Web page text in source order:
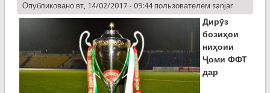
Опубликовано вт, 14/02/2017 - 09:44 пользователем sanjar
Дирӯз
бозиҳои
ниҳоии
Ҷоми ФФТ
дар